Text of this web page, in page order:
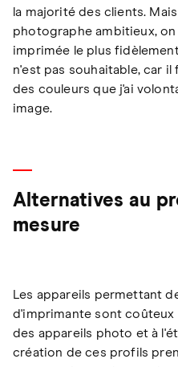
la majorité des clients.
photographe ambitieux,
imprimée le plus
n'est pas souhaitable, car
des couleurs que j'ai
image.
Alternatives au
mesure
Les appareils permettant
d'imprimante sont
des appareils photo et à
création de ces profils